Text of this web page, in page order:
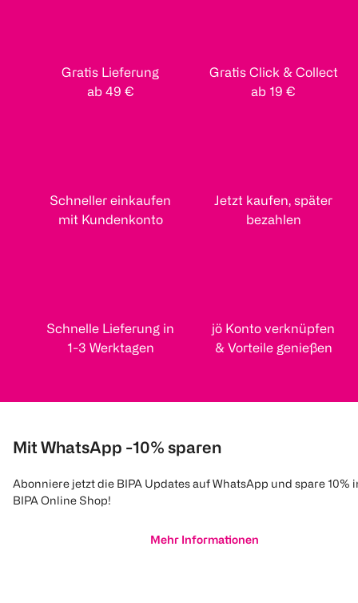
Gratis Lieferung
ab 49 €
Gratis Click & Collect
ab 19 €
Schneller einkaufen
mit Kundenkonto
Jetzt kaufen, später
bezahlen
Schnelle Lieferung in
1-3 Werktagen
jö Konto verknüpfen
& Vorteile genießen
Mit WhatsApp -10% sparen
Abonniere jetzt die BIPA Updates auf WhatsApp und spare 10%
BIPA Online Shop!
Mehr Informationen